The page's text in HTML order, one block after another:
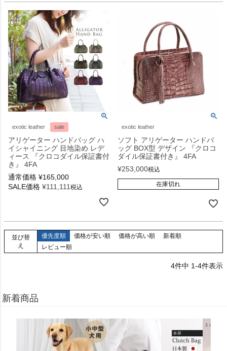
exotic leather sale
アリゲーター ハンドバッグ ハ
イシャイニング 目地染め レデ
ィース 『クロコダイル保証書付
き』 4FA
通常価格 ¥165,000
SALE価格 ¥111,111 税込
exotic leather
ソフト アリゲーター ハンドバ
ッグ BOX型 デザイン 『クロコ
ダイル保証書付き』 4FA
¥253,000税込
在庫切れ
並び替
え
優先度順 価格が安い順 価格が高い順
新着順
レビュー順
4件中 1-4件表示
新着商品